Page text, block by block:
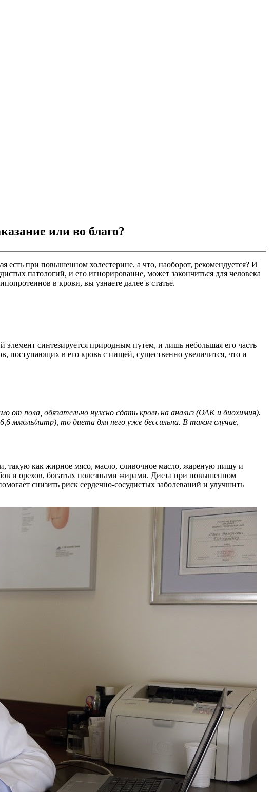
или во благо?
при повышенном холестерине, а что, наоборот, рекомендуется? И
патологий, и его игнорирование, может закончиться для человека
в крови, вы узнаете далее в статье.
синтезируется природным путем, и лишь небольшая его часть
поступающих в его кровь с пищей, существенно увеличится, что и
от пола, обязательно нужно сдать кровь на анализ (ОАК и биохимия).
ммоль/литр), то диета для него уже бессильна. В таком случае,
как жирное мясо, масло, сливочное масло, жареную пищу и
и орехов, богатых полезными жирами. Диета при повышенном
снизить риск сердечно-сосудистых заболеваний и улучшить